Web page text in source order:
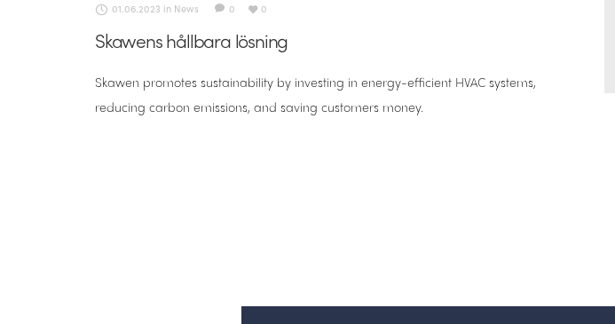
01.06.2023 in News 0 0
Skawens hållbara lösning
Skawen promotes sustainability by investing in energy-efficient HVAC systems,
reducing carbon emissions, and saving customers money.